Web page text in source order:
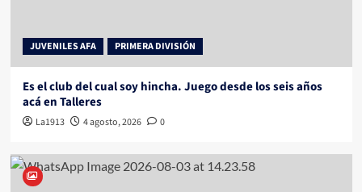
JUVENILES AFA PRIMERA DIVISIÓN
Es el club del cual soy hincha. Juego desde los seis años
acá en Talleres
La1913 4 agosto, 2026 0